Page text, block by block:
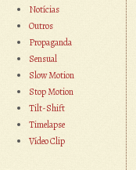
Notícias
Outros
Propaganda
Sensual
Slow Motion
Stop Motion
Tilt-Shift
Timelapse
Vídeo Clip